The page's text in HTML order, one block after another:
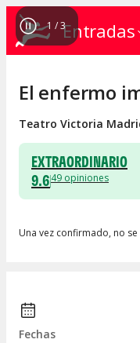
Entradas
1 /3
El enfermo
Teatro Victoria
EXTRAORDINARIO
9.649 opiniones
Una vez confirmado, no
Fechas